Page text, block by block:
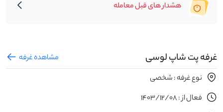
هشدار های قبل معامله
غرفه پت شاپ لوسی
مشاهده غرفه
نوع غرفه : شخصی
فعال از : 1403/12/08